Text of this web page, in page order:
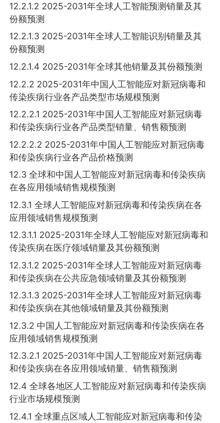
12.2.1.2 2025-2031年全球人工智能预测销量及其
份额预测
12.2.1.3 2025-2031年全球人工智能识别销量及其
份额预测
12.2.1.4 2025-2031年全球其他销量及其份额预测
12.2.2 2025-2031年中国人工智能应对新冠病毒和
传染疾病行业各产品类型市场规模预测
12.2.2.1 2025-2031年中国人工智能应对新冠病毒
和传染疾病行业各产品类型销量、销售额预测
12.2.2.2 2025-2031年中国人工智能应对新冠病毒
和传染疾病行业各产品价格预测
12.3 全球和中国人工智能应对新冠病毒和传染疾病
在各应用领域销售规模预测
12.3.1 全球人工智能应对新冠病毒和传染疾病在各
应用领域销售规模预测
12.3.1.1 2025-2031年全球人工智能应对新冠病毒和
传染疾病在医疗领域销量及其份额预测
12.3.1.2 2025-2031年全球人工智能应对新冠病毒
和传染疾病在公共应急领域销量及其份额预测
12.3.1.3 2025-2031年全球人工智能应对新冠病毒
和传染疾病在其他领域销量及其份额预测
12.3.2 中国人工智能应对新冠病毒和传染疾病在各
应用领域销售规模预测
12.3.2.1 2025-2031年中国人工智能应对新冠病毒
和传染疾病在各应用领域销量、销售额预测
12.4 全球各地区人工智能应对新冠病毒和传染疾病
行业市场规模预测
12.4.1 全球重点区域人工智能应对新冠病毒和传染